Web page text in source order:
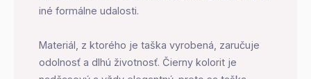
iné formálne udalosti.
Materiál, z ktorého je taška vyrobená, zaručuje
odolnosť a dlhú životnosť. Čierny kolorit je